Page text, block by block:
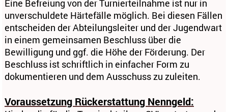
Eine Befreiung von der Turnierteilnahme ist nur in
unverschuldete Härtefälle möglich. Bei diesen Fällen
entscheiden der Abteilungsleiter und der Jugendwart
in einem gemeinsamen Beschluss über die
Bewilligung und ggf. die Höhe der Förderung. Der
Beschluss ist schriftlich in einfacher Form zu
dokumentieren und dem Ausschuss zu zuleiten.
Voraussetzung Rückerstattung Nenngeld: